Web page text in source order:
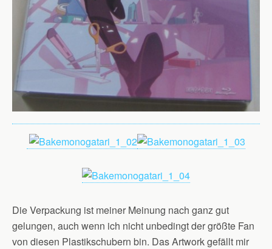
Die Verpackung ist meiner Meinung nach ganz gut
gelungen, auch wenn ich nicht unbedingt der größte Fan
von diesen Plastikschubern bin. Das Artwork gefällt mir